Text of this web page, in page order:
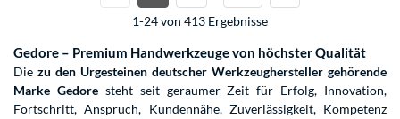
1-24 von 413 Ergebnisse
Gedore – Premium Handwerkzeuge von höchster Qualität
Die zu den Urgesteinen deutscher Werkzeughersteller gehörende
Marke Gedoresteht seit geraumer Zeit für Erfolg, Innovation,
Fortschritt, Anspruch, Kundennähe, Zuverlässigkeit, Kompetenz